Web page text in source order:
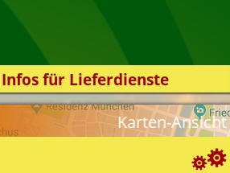
Infos für Lieferdienste
Kassensystem
ZuverlässigkeitKarten-Ansicht